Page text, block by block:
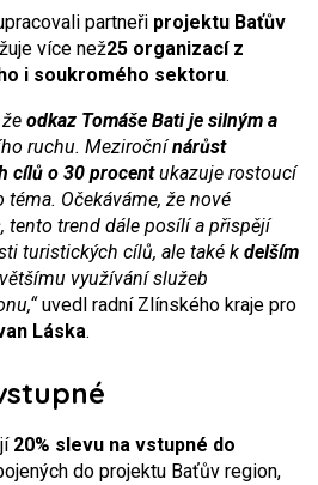
partneři projektu Baťův
více než25 organizací z
i soukromého sektoru.
odkaz Tomáše Bati je silným a
ruchu. Meziročnínárůst
cílů o 30 procentukazuje rostoucí
téma. Očekáváme, že nové
tento trend dále posílí a přispějí
turistických cílů, ale také k delším
využívání služeb
uvedl radní Zlínského kraje pro
Láska.
20% slevu na vstupné do
do projektu Baťův region,